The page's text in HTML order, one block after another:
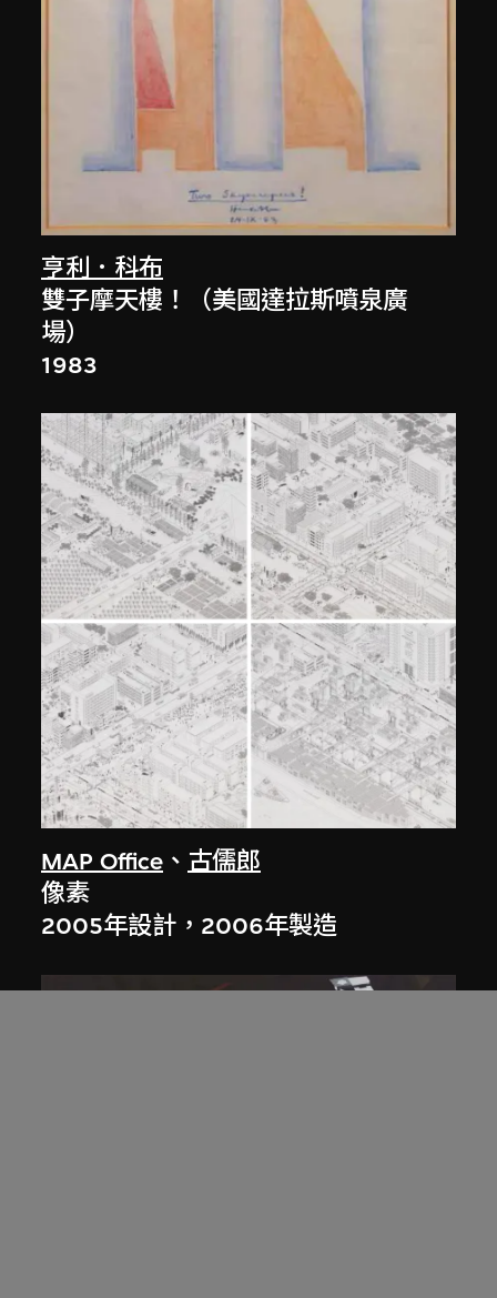
亨利．科布
雙子摩天樓！（美國達拉斯噴泉廣
場）
1983
MAP Office 、 古儒郎
像素
2005年設計，2006年製造